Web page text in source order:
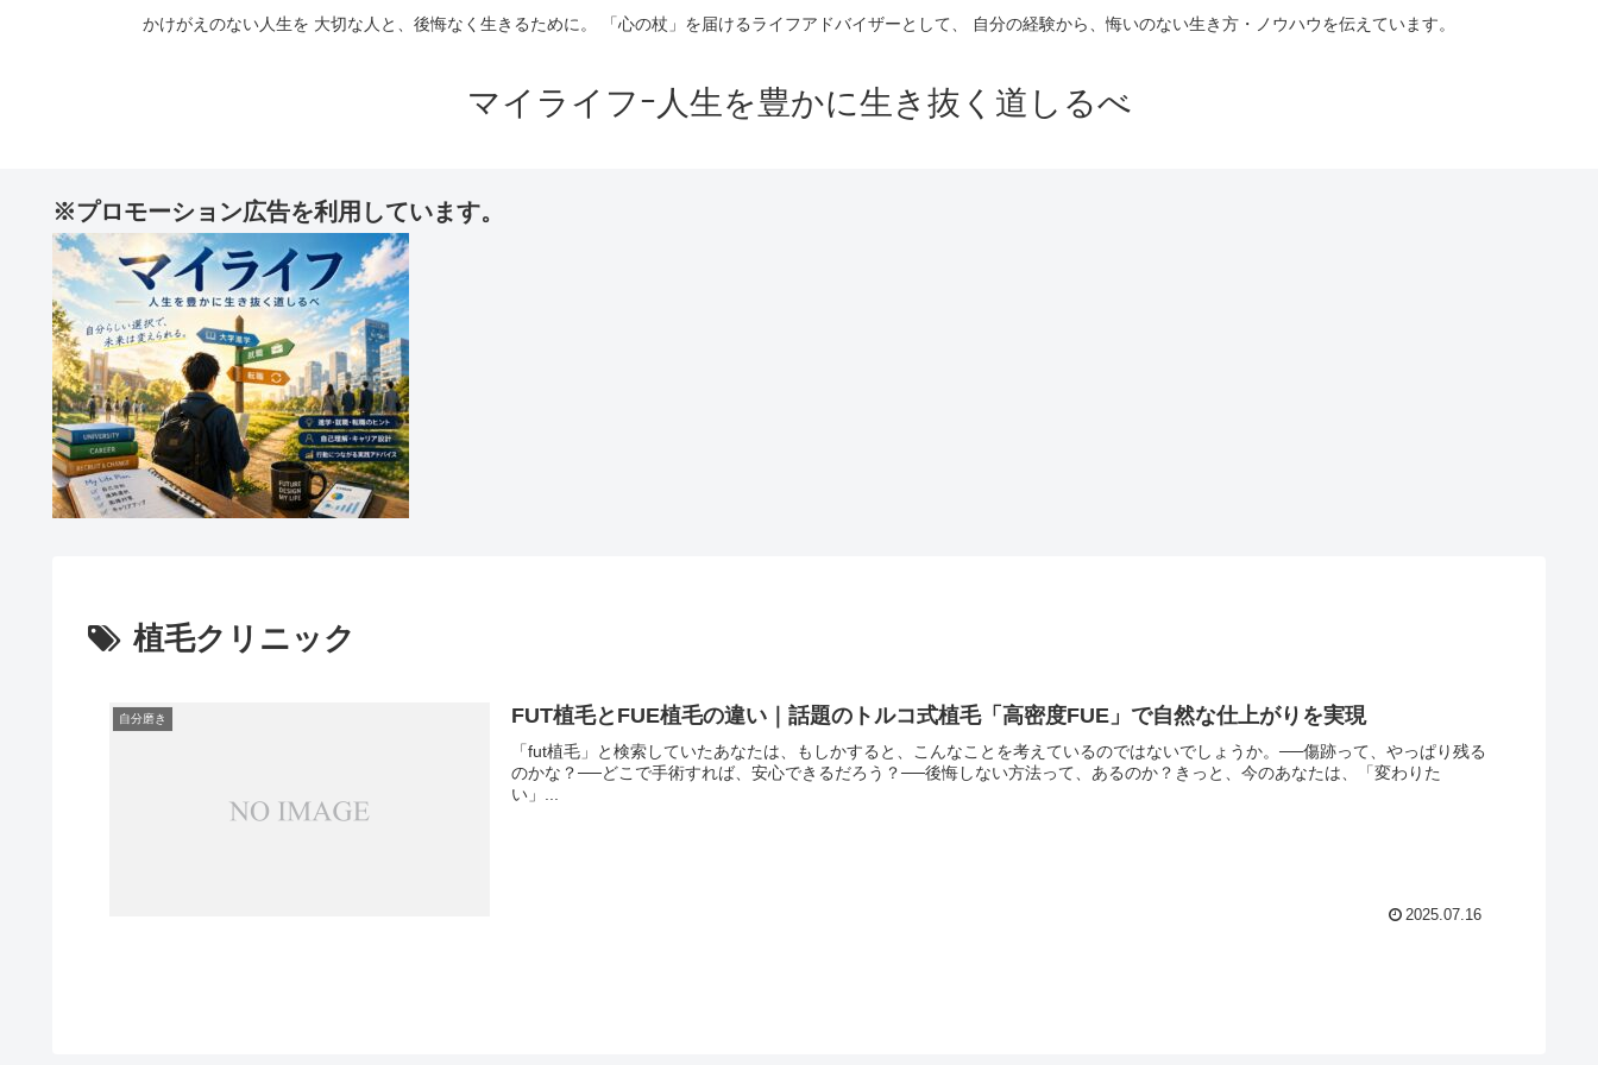
かけがえのない人生を 大切な人と、後悔なく生きるために。 「心の杖」を届けるライフアドバイザーとして、 自分の経験から、悔いのない生き方・ノウハウを伝えています。
マイライフｰ人生を豊かに生き抜く道しるべ
※プロモーション広告を利用しています。
植毛クリニック
自分磨き FUT植毛とFUE植毛の違い｜話題のトルコ式植毛「高密度FUE」で自然な仕上がりを実現
「fut植毛」と検索していたあなたは、もしかすると、こんなことを考えているのではないでしょうか。──傷跡って、やっぱり残る
のかな？──どこで手術すれば、安心できるだろう？──後悔しない方法って、あるのか？きっと、今のあなたは、「変わりた
い」...
2025.07.16